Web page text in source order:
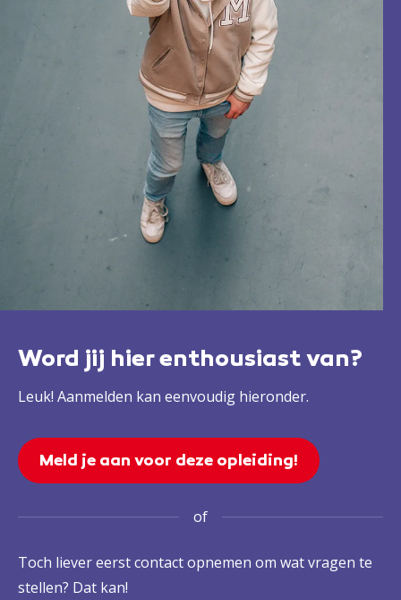
Word jij hier enthousiast van?
Leuk! Aanmelden kan eenvoudig hieronder.
Meld je aan voor deze opleiding!
of
Toch liever eerst contact opnemen om wat vragen te
stellen? Dat kan!